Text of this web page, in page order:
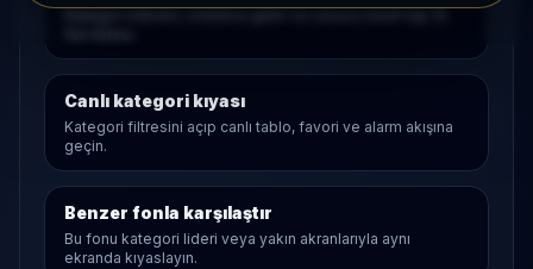
Canlı kategori kıyası
Kategori filtresini açıp canlı tablo, favori ve alarm akışına
geçin.
Benzer fonla karşılaştır
Bu fonu kategori lideri veya yakın akranlarıyla aynı
ekranda kıyaslayın.